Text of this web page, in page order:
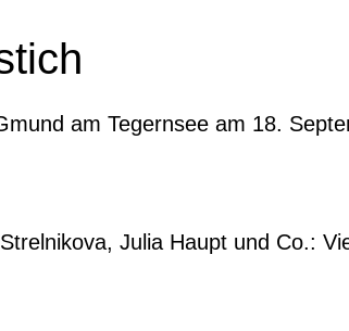
am Tegernsee am 18.
Julia Haupt und Co.: